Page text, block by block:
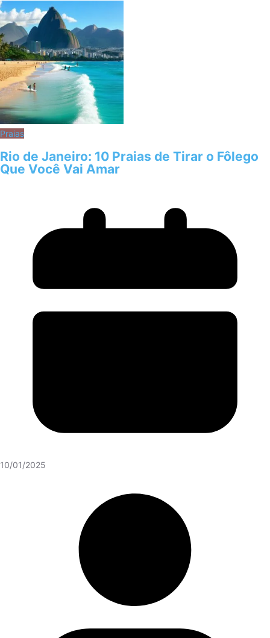
Praias
Rio de Janeiro: 10 Praias de Tirar o Fôlego
Que Você Vai Amar
10/01/2025